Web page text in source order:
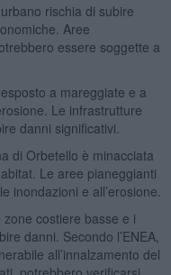
rischia di subire
Aree
essere soggette a
a mareggiate e a
Le infrastrutture
danni significativi.
di Orbetello è minacciata
Le aree pianeggianti
inondazioni e all’erosione.
zone costiere basse e i
danni. Secondo l’ENEA,
all’innalzamento del